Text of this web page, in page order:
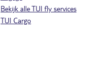
Bekijk alle TUI fly services
TUI Cargo